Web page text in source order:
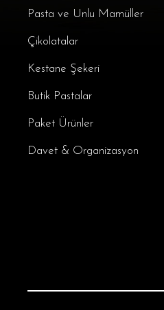
Pasta ve Unlu Mamüller
Çikolatalar
Kestane Şekeri
Butik Pastalar
Paket Ürünler
Davet & Organizasyon